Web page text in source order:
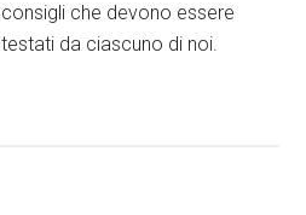
consigli che devono essere
testati da ciascuno di noi.